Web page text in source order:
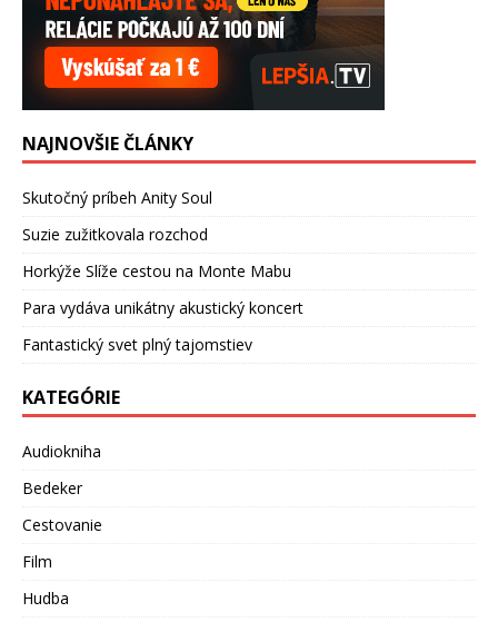
NAJNOVŠIE ČLÁNKY
Skutočný príbeh Anity Soul
Suzie zužitkovala rozchod
Horkýže Slíže cestou na Monte Mabu
Para vydáva unikátny akustický koncert
Fantastický svet plný tajomstiev
KATEGÓRIE
Audiokniha
Bedeker
Cestovanie
Film
Hudba